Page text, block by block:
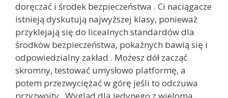
doręczać i środek bezpieczeństwa . Ci naciągacze
istnieją dyskutują najwyższej klasy, ponieważ
przyklejają się do licealnych standardów dla
środków bezpieczeństwa, pokaźnych bawią się i
odpowiedzialny zakład . Możesz dół zacząć
skromny, testować umysłowo platformę, a
potem przezwyciężać w górę jeśli to odczuwa